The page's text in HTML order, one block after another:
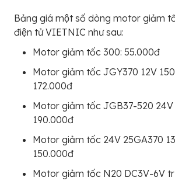
Bảng giá một số dòng motor giảm
điện tử VIETNIC như sau:
Motor giảm tốc 300: 55.000đ
Motor giảm tốc JGY370 12V
172.000đ
Motor giảm tốc JGB37-520
190.000đ
Motor giảm tốc 24V 25GA370
150.000đ
Motor giảm tốc N20 DC3V-6V